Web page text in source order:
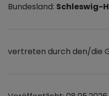
Bundesland: Schleswig-
vertreten durch den/die